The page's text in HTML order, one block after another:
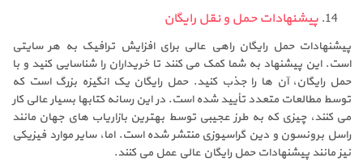
پیشنهادات حمل و نقل رایگان
پیشنهادات حمل رایگان راهی عالی برای افزایش ترافیک به هر سایتی
است. این پیشنهاد به شما کمک می کنند تا خریداران را شناسایی کنید و با
حمل رایگان، آن ها را جذب کنید. حمل رایگان یک انگیزه بزرگ است که
توسط مطالعات متعدد تأیید شده است. در این رسانه کتابها بسیار عالی کار
می کنند، چیزی که به طرز عجیبی توسط بهترین بازاریاب های جهان مانند
راسل برونسون و دین گراسیوزی منتشر شده است. اما، سایر موارد فیزیکی
نیز مانند پیشنهادات حمل رایگان عالی عمل می کنند.